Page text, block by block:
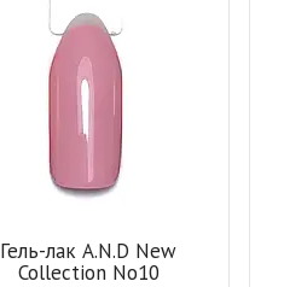
Гель-лак A.N.D New
Collection No10